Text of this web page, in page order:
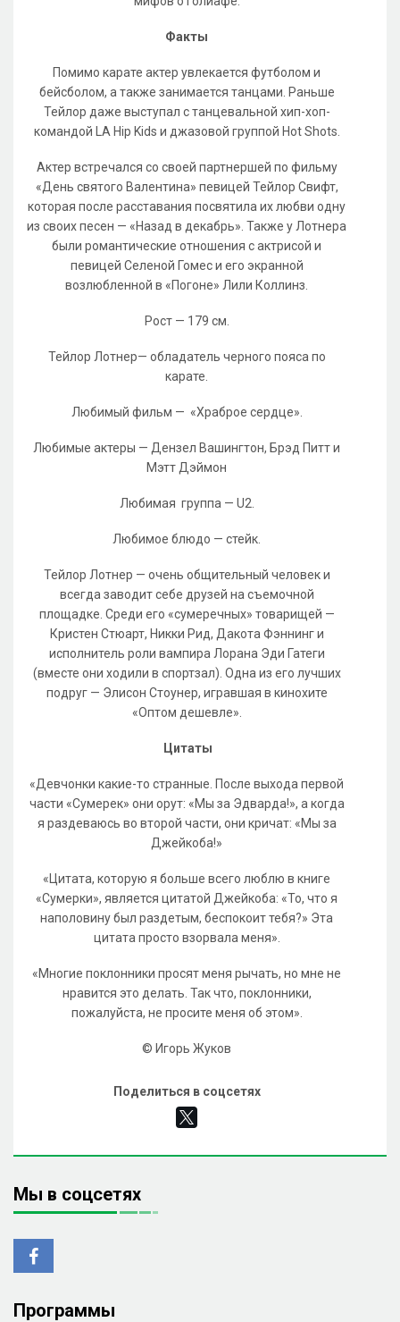
Факты
Помимо карате актер увлекается футболом и
бейсболом, а также занимается танцами. Раньше
Тейлор даже выступал с танцевальной хип-хоп-
командой LA Hip Kids и джазовой группой Hot Shots.
Актер встречался со своей партнершей по фильму
«День святого Валентина» певицей Тейлор Свифт,
которая после расставания посвятила их любви одну
из своих песен — «Назад в декабрь». Также у Лотнера
были романтические отношения с актрисой и
певицей Селеной Гомес и его экранной
возлюбленной в «Погоне» Лили Коллинз.
Рост — 179 см.
Тейлор Лотнер— обладатель черного пояса по
карате.
Любимый фильм — «Храброе сердце».
Любимые актеры — Дензел Вашингтон, Брэд Питт и
Мэтт Дэймон
Любимая группа — U2.
Любимое блюдо — стейк.
Тейлор Лотнер — очень общительный человек и
всегда заводит себе друзей на съемочной
площадке. Среди его «сумеречных» товарищей —
Кристен Стюарт, Никки Рид, Дакота Фэннинг и
исполнитель роли вампира Лорана Эди Гатеги
(вместе они ходили в спортзал). Одна из его лучших
подруг — Элисон Стоунер, игравшая в кинохите
«Оптом дешевле».
Цитаты
«Девчонки какие-то странные. После выхода первой
части «Сумерек» они орут: «Мы за Эдварда!», а когда
я раздеваюсь во второй части, они кричат: «Мы за
Джейкоба!»
«Цитата, которую я больше всего люблю в книге
«Сумерки», является цитатой Джейкоба: «То, что я
наполовину был раздетым, беспокоит тебя?» Эта
цитата просто взорвала меня».
«Многие поклонники просят меня рычать, но мне не
нравится это делать. Так что, поклонники,
пожалуйста, не просите меня об этом».
© Игорь Жуков
Поделиться в соцсетях
Мы в соцсетях
Программы